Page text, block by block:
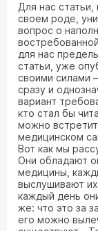
Для нас
своем роде,
вопрос о
для нас
статьи, уже
своими силами
сразу и
вариант
кто стал бы
можно
медицинском
Вот как мы
Они обладают
медицины,
выслушивают
каждый день
же: что это за
его можно